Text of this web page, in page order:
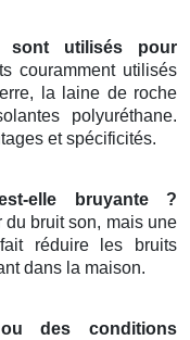
sont utilisés pour
couramment utilisés
la laine de roche
polyuréthane.
et spécificités.
elle bruyante ?
du bruit son, mais une
réduire les bruits
dans la maison.
des conditions